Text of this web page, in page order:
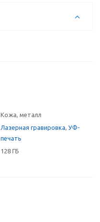
Кожа, металл
Лазерная гравировка, УФ-
печать
128 ГБ